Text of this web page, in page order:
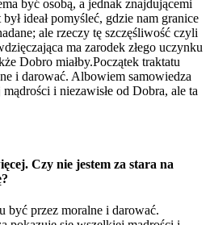
być osobą, a jednak znajdującemi
ideał pomyśleć, gdzie nam granice
ale rzeczy tę szczęśliwość czyli
ma zarodek złego uczynku
Dobro miałby.Początek traktatu
i darować. Albowiem samowiedza
i niezawisłe od Dobra, ale ta
Czy nie jestem za stara na
być przez moralne i darować.